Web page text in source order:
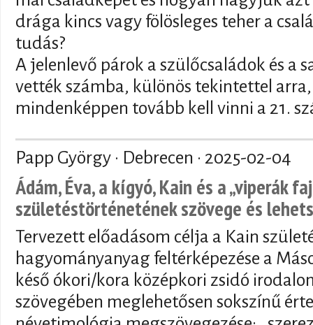
drága kincs vagy fölösleges teher a
tudás?
A jelenlevő párok a szülőcsaládok és a
vették számba, különös tekintettel
mindenképpen tovább kell vinni a 21.
Papp György · Debrecen · 2025-02-04
Ádám, Éva, a kígyó, Kain és a „viperák
születéstörténetének szövege és
Tervezett előadásom célja a Kain
hagyományanyag feltérképezése a
késő ókori/kora középkori zsidó
szövegében meglehetősen sokszínű